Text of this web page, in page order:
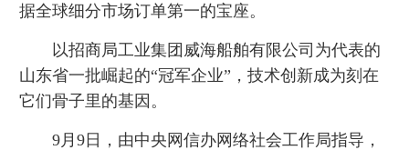
据全球细分市场订单第一的宝座。
以招商局工业集团威海船舶有限公司为代表的
山东省一批崛起的“冠军企业”，技术创新成为刻在
它们骨子里的基因。
9月9日，由中央网信办网络社会工作局指导，